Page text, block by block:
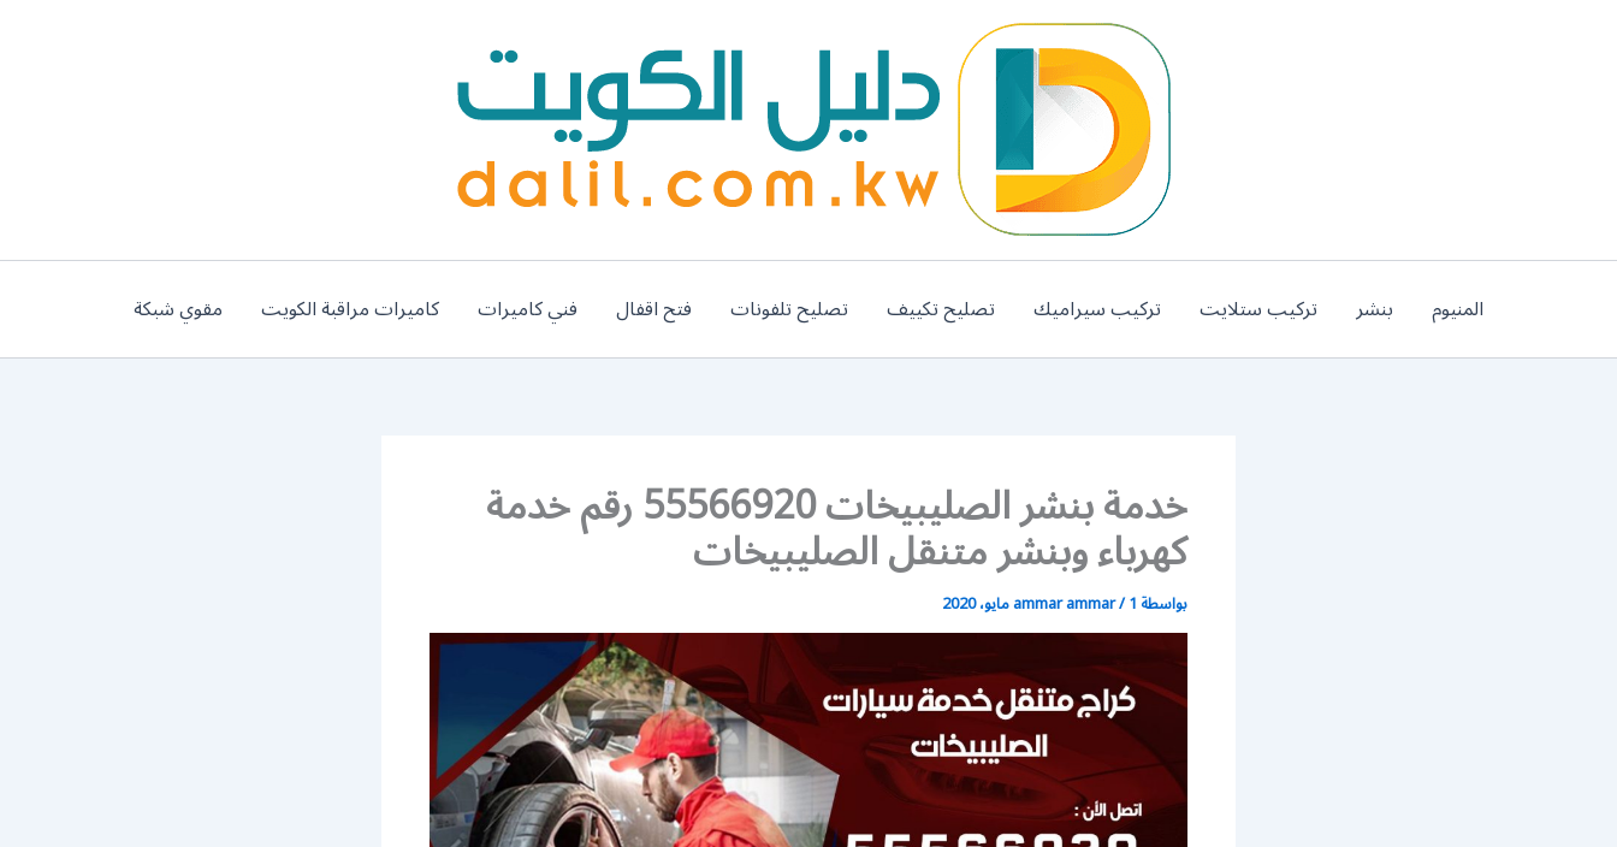
المنيوم بنشر تركيب ستلايت تركيب سيراميك تصليح تكييف تصليح تلفونات فتح اقفال فني كاميرات كاميرات مراقبة الكويت مقوي شبكة
خدمة بنشر الصليبيخات 55566920 رقم خدمة
كهرباء وبنشر متنقل الصليبيخات
بواسطة ammar ammar/1 مايو، 2020